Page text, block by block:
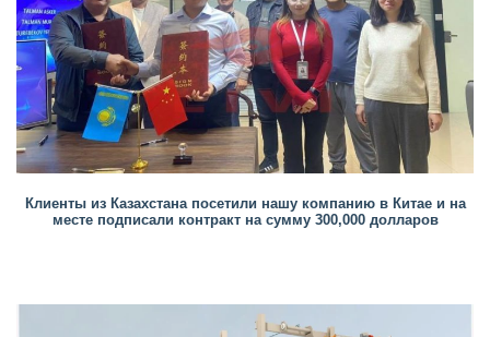
Клиенты из Казахстана посетили нашу компанию в Китае и на
месте подписали контракт на сумму 300,000 долларов